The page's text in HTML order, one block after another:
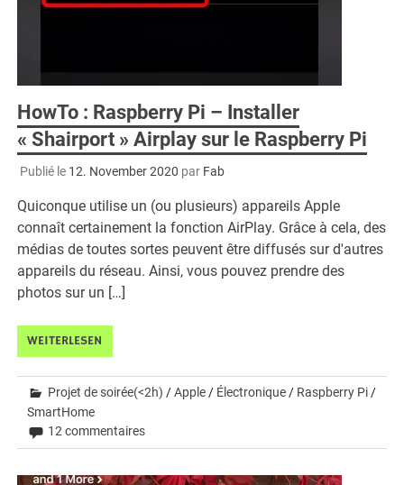
HowTo : Raspberry Pi – Installer
« Shairport » Airplay sur le Raspberry Pi
Publié le 12. November 2020 par Fab
Quiconque utilise un (ou plusieurs) appareils Apple
connaît certainement la fonction AirPlay. Grâce à cela, des
médias de toutes sortes peuvent être diffusés sur d'autres
appareils du réseau. Ainsi, vous pouvez prendre des
photos sur un […]
WEITERLESEN
Projet de soirée(<2h) /Apple / Électronique / Raspberry Pi /
SmartHome
12 commentaires